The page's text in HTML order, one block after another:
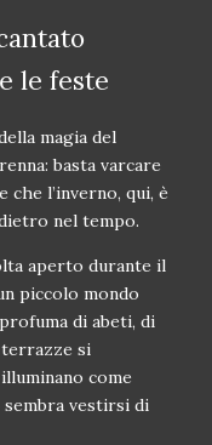
le feste
magia del
basta varcare
l’inverno, qui, è
nel tempo.
aperto durante il
piccolo mondo
di abeti, di
terrazze si
come
sembra vestirsi di